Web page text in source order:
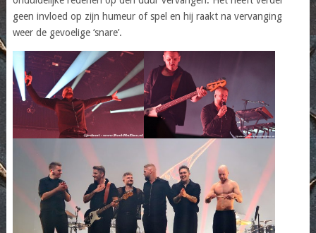
geen invloed op zijn humeur of spel en hij raakt na vervanging
weer de gevoelige ‘snare’.